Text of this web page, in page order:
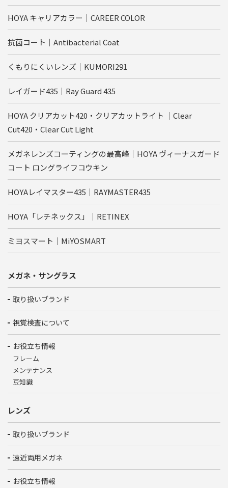
HOYA キャリアカラー｜CAREER COLOR
抗菌コート｜Antibacterial Coat
くもりにくいレンズ｜KUMORI291
レイガード435｜Ray Guard 435
HOYA クリアカット420・クリアカットライト ｜Clear
Cut420・Clear Cut Light
メガネレンズコーティングの最高峰｜HOYA ヴィーナスガード
コート ロングライフコウキン
HOYAレイマスター435｜RAYMASTER435
HOYA「レチネックス」｜RETINEX
ミヨスマート｜MiYOSMART
メガネ・サングラス
取り扱いブランド
視覚検査について
お役立ち情報
フレーム
メンテナンス
豆知識
レンズ
取り扱いブランド
遠近両用メガネ
お役立ち情報